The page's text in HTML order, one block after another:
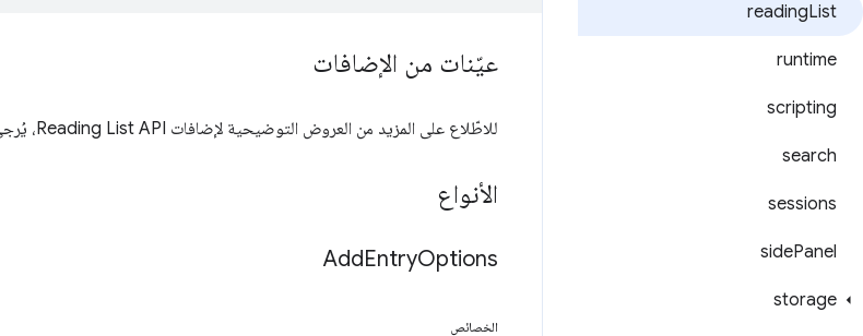
readingList
runtime
scripting
search
sessions
sidePanel
storage
عيّنات من الإضافات
للاطّلاع على المزيد من العروض التوضيحية لإضافات Reading List API، يُرجى الانتقال إلى
الأنواع
AddEntryOptions
الخصائص